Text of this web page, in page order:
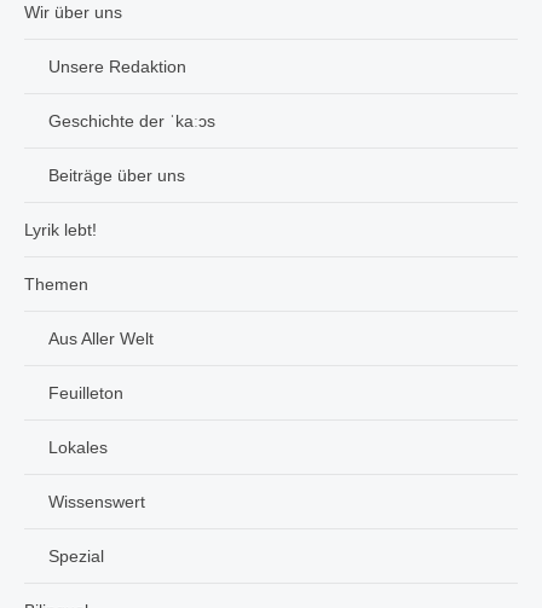
Wir über uns
Unsere Redaktion
Geschichte der ˈkaːɔs
Beiträge über uns
Lyrik lebt!
Themen
Aus Aller Welt
Feuilleton
Lokales
Wissenswert
Spezial